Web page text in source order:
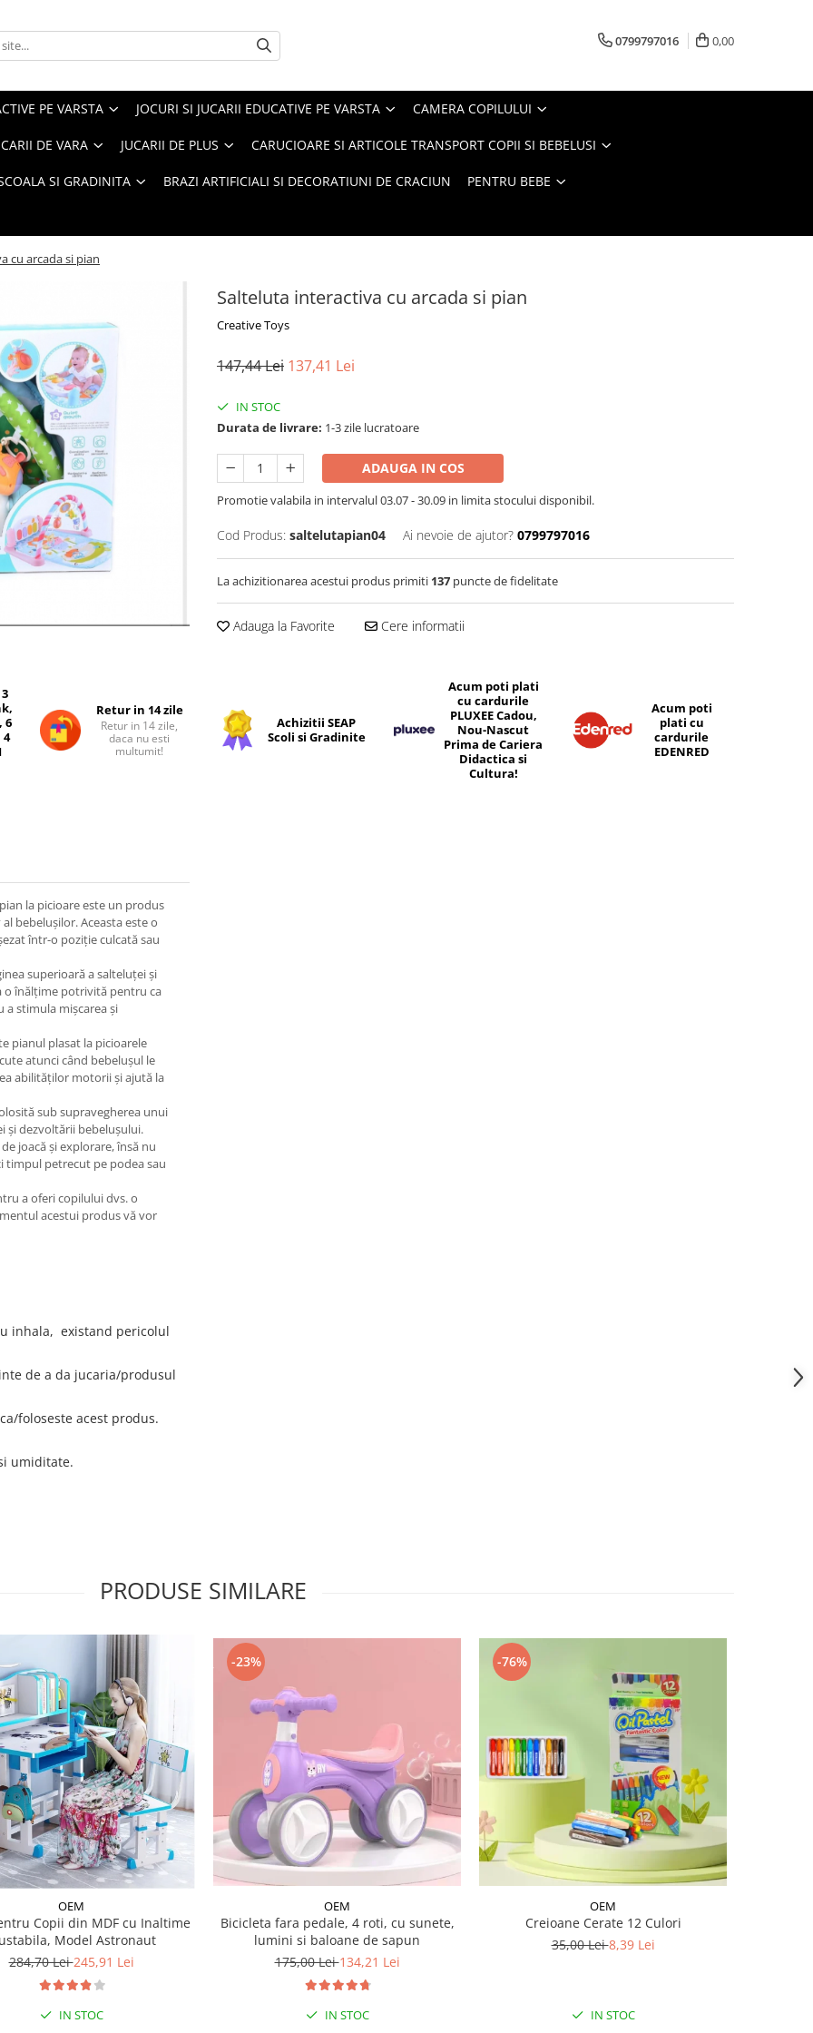
0799797016 0,00
PE VARSTA JOCURI SI JUCARII EDUCATIVE PE VARSTA CAMERA COPILULUI
DE VARA JUCARII DE PLUS CARUCIOARE SI ARTICOLE TRANSPORT COPII SI BEBELUSI
SI GRADINITA BRAZI ARTIFICIALI SI DECORATIUNI DE CRACIUN PENTRU BEBE
cu arcada si pian
Salteluta interactiva cu arcada si pian
Creative Toys
147,44 Lei 137,41 Lei
IN STOC
Durata de livrare: 1-3 zile lucratoare
ADAUGA IN COS
Promotie valabila in intervalul 03.07 - 30.09 in limita stocului disponibil.
Cod Produs: saltelutapian04 Ai nevoie de ajutor? 0799797016
La achizitionarea acestui produs primiti 137 puncte de fidelitate
Adauga la Favorite Cere informatii
6
4
Retur in 14 zile
Retur in 14 zile,
daca nu esti
multumit!
Achizitii SEAP
Scoli si Gradinite
Acum poti plati
cu cardurile
PLUXEE Cadou,
Nou-Nascut
Prima de Cariera
Didactica si
Cultura!
Acum poti
plati cu
cardurile
EDENRED
la picioare este un produs
bebelușilor. Aceasta este o
într-o poziție culcată sau
superioară a salteluței și
o înălțime potrivită pentru ca
a stimula mișcarea și
pianul plasat la picioarele
atunci când bebelușul le
abilităților motorii și ajută la
sub supravegherea unui
și dezvoltării bebelușului.
joacă și explorare, însă nu
timpul petrecut pe podea sau
a oferi copilului dvs. o
acestui produs vă vor
inhala, existand pericolul
de a da jucaria/produsul
foloseste acest produs.
umiditate.
PRODUSE SIMILARE
OEM
Copii din MDF cu Inaltime
Model Astronaut
284,70 Lei245,91 Lei
IN STOC
-23%
OEM
Bicicleta fara pedale, 4 roti, cu sunete,
lumini si baloane de sapun
175,00 Lei134,21 Lei
IN STOC
-76%
OEM
Creioane Cerate 12 Culori
35,00 Lei8,39 Lei
IN STOC